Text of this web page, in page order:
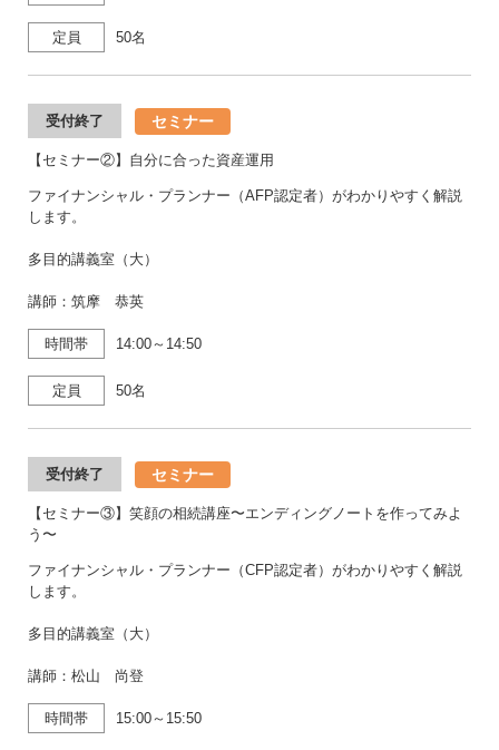
定員 50名
受付終了 セミナー
【セミナー②】自分に合った資産運用
ファイナンシャル・プランナー（AFP認定者）がわかりやすく解説
します。
多目的講義室（大）
講師：筑摩 恭英
時間帯 14:00～14:50
定員 50名
受付終了 セミナー
【セミナー③】笑顔の相続講座〜エンディングノートを作ってみよ
う〜
ファイナンシャル・プランナー（CFP認定者）がわかりやすく解説
します。
多目的講義室（大）
講師：松山 尚登
時間帯 15:00～15:50